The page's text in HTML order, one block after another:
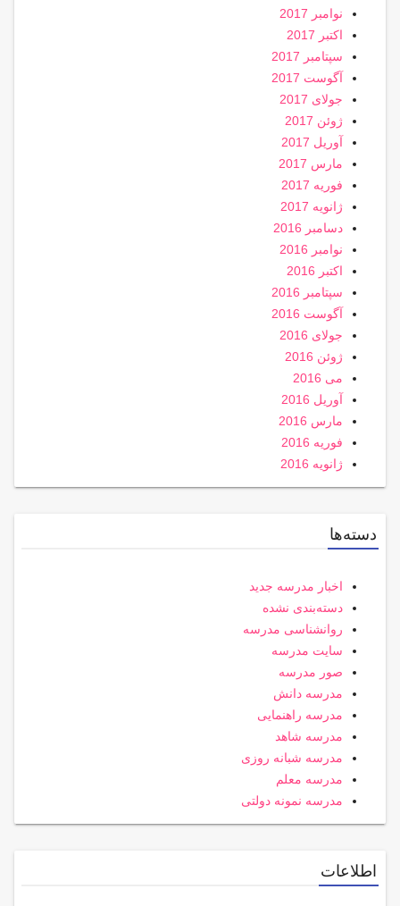
نوامبر 2017
اکتبر 2017
سپتامبر 2017
آگوست 2017
جولای 2017
ژوئن 2017
آوریل 2017
مارس 2017
فوریه 2017
ژانویه 2017
دسامبر 2016
نوامبر 2016
اکتبر 2016
سپتامبر 2016
آگوست 2016
جولای 2016
ژوئن 2016
می 2016
آوریل 2016
مارس 2016
فوریه 2016
ژانویه 2016
دسته‌ها
اخبار مدرسه جدید
دسته‌بندی نشده
روانشناسی مدرسه
سایت مدرسه
صور مدرسه
مدرسه دانش
مدرسه راهنمایی
مدرسه شاهد
مدرسه شبانه روزی
مدرسه معلم
مدرسه نمونه دولتی
اطلاعات